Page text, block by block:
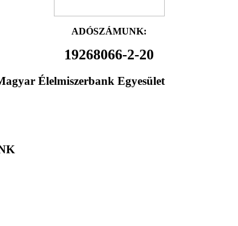
ADÓSZÁMUNK:
19268066-2-20
Élelmiszerbank Egyesület